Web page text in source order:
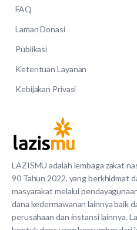
LAZISMU adalah lembaga zakat
90 Tahun 2022, yang berkhidmat
masyarakat melalui
dana kedermawanan lainnya baik
perusahaan dan instansi lainnya.
FAQ
Laman Donasi
Publikasi
Ketentuan Layanan
Kebijakan Privasi